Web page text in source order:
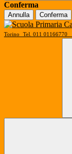
Conferma
Annulla Conferma
Torino
Tel. 011 01166770